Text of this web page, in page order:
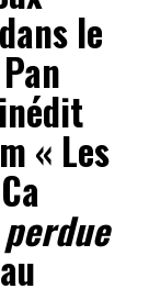
le
« Les